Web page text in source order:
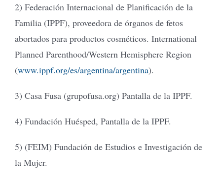
2) Federación Internacional de Planificación de la
Familia (IPPF), proveedora de órganos de fetos
abortados para productos cosméticos. International
Planned Parenthood/Western Hemisphere Region
(www.ippf.org/es/argentina/argentina).
3) Casa Fusa (grupofusa.org) Pantalla de la IPPF.
4) Fundación Huésped, Pantalla de la IPPF.
5) (FEIM) Fundación de Estudios e Investigación de
la Mujer.